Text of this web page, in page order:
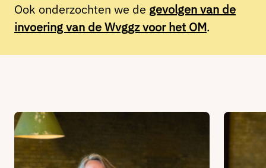
Ook onderzochten we de gevolgen van de
invoering van de Wvggz voor het OM.